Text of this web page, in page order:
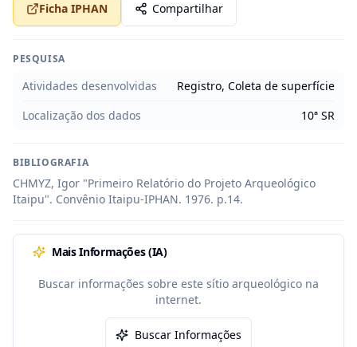
Ficha IPHAN Compartilhar
PESQUISA
Atividades desenvolvidas
Registro, Coleta de superfície
Localização dos dados
10ª SR
BIBLIOGRAFIA
CHMYZ, Igor "Primeiro Relatório do Projeto Arqueológico
Itaipu". Convênio Itaipu-IPHAN. 1976. p.14.
Mais Informações (IA)
Buscar informações sobre este sítio arqueológico na
internet.
Buscar Informações